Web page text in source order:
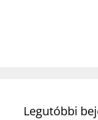
Legutóbbi